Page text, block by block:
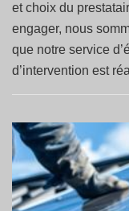
et choix du
engager, nous
que notre service
d’intervention est